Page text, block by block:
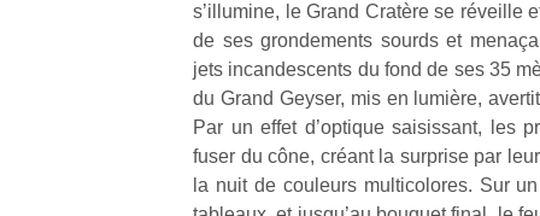
s’illumine, le Grand Cratère se réveille
de ses grondements sourds et
jets incandescents du fond de ses 35
du Grand Geyser, mis en lumière,
Par un effet d’optique saisissant, les
fuser du cône, créant la surprise par
la nuit de couleurs multicolores. Sur